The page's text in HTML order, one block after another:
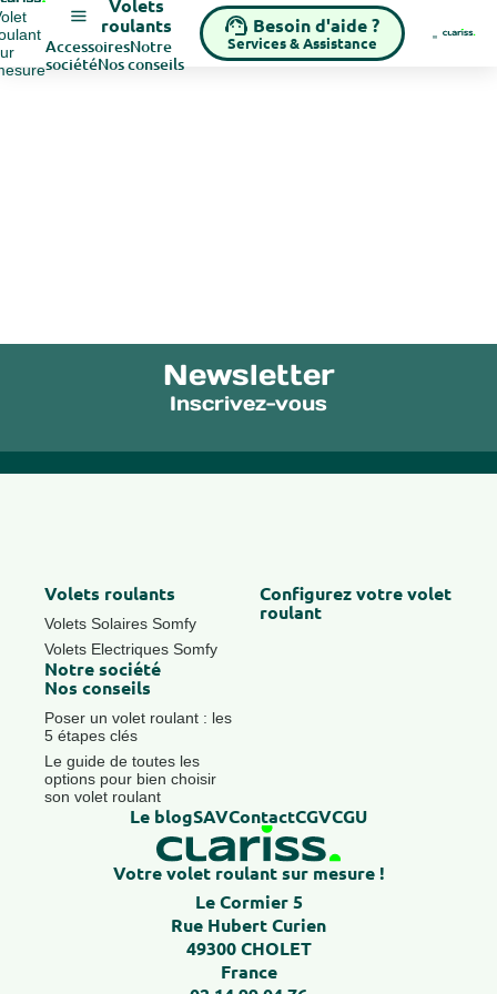
Volets
roulants
AccessoiresNotre
sociétéNos conseils
Besoin d'aide ?
Services & Assistance
Newsletter
Inscrivez-vous
Volets roulants
Volets Solaires Somfy
Volets Electriques Somfy
Configurez votre volet
roulant
Notre société
Nos conseils
Poser un volet roulant : les
5 étapes clés
Le guide de toutes les
options pour bien choisir
son volet roulant
Le blogSAVContactCGVCGU
Votre volet roulant sur mesure !
Le Cormier 5
Rue Hubert Curien
49300 CHOLET
France